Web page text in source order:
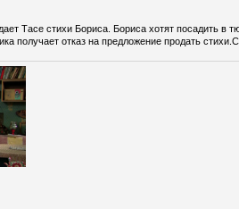
Тасе стихи Бориса. Бориса хотят посадить в
получает отказ на предложение продать